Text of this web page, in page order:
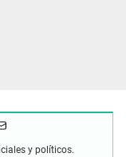
y políticos.